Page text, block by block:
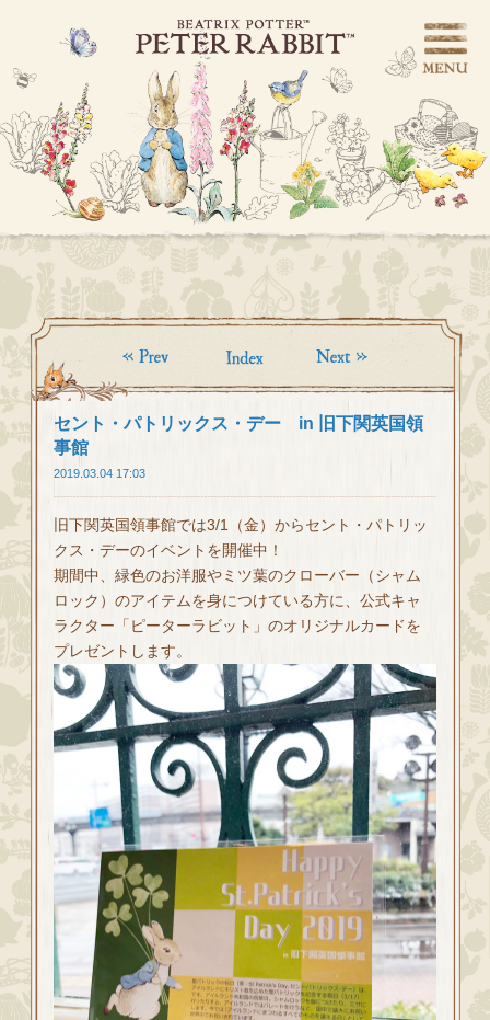
セント・パトリックス・デー in 旧下関英国領
事館
2019.03.04 17:03
旧下関英国領事館では3/1（金）からセント・パトリッ
クス・デーのイベントを開催中！
期間中、緑色のお洋服やミツ葉のクローバー（シャム
ロック）のアイテムを身につけている方に、公式キャ
ラクター「ピーターラビット」のオリジナルカードを
プレゼントします。